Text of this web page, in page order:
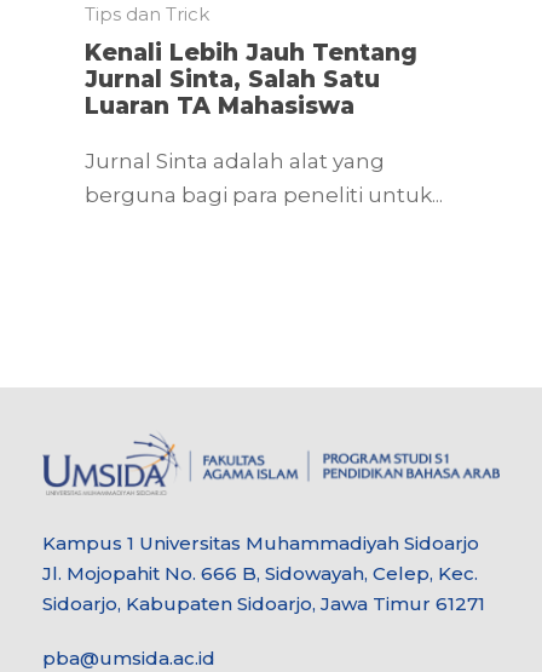
Tips dan Trick
Kenali Lebih Jauh Tentang
Jurnal Sinta, Salah Satu
Luaran TA Mahasiswa
Jurnal Sinta adalah alat yang
berguna bagi para peneliti untuk...
Kampus 1 Universitas Muhammadiyah Sidoarjo
Jl. Mojopahit No. 666 B, Sidowayah, Celep, Kec.
Sidoarjo, Kabupaten Sidoarjo, Jawa Timur 61271
pba@umsida.ac.id